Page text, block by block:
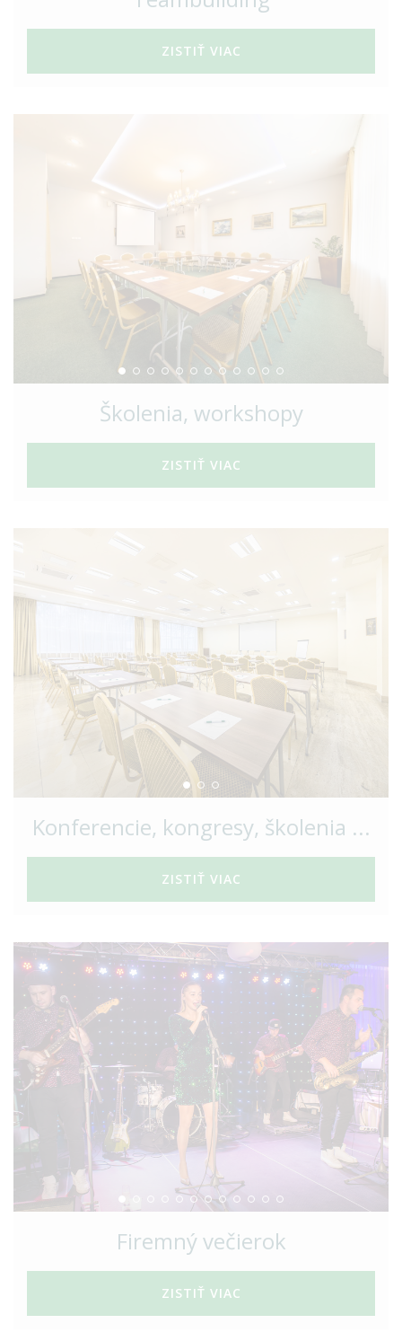
ZISTIŤ VIAC
Školenia, workshopy
ZISTIŤ VIAC
Konferencie, kongresy, školenia ...
ZISTIŤ VIAC
Firemný večierok
ZISTIŤ VIAC